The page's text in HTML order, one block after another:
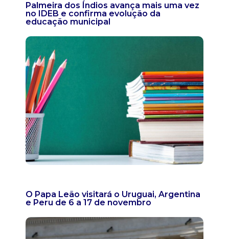
Palmeira dos Índios avança mais uma vez
no IDEB e confirma evolução da
educação municipal
O Papa Leão visitará o Uruguai, Argentina
e Peru de 6 a 17 de novembro